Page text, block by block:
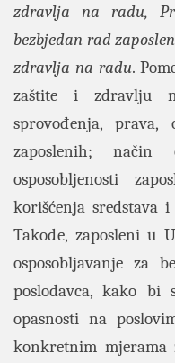
zdravlja na radu,
bezbjedan rad
zdravlja na radu.
zaštite i zdravlju
sprovođenja, prava,
zaposlenih; način
osposobljenosti
korišćenja sredstava
Takođe, zaposleni u
osposobljavanje za
poslodavca, kako bi
opasnosti na
konkretnim